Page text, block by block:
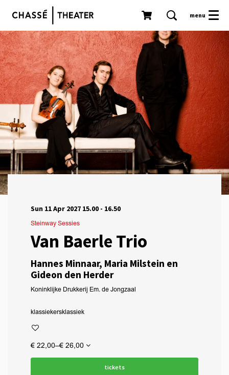
menu
Van Baerle Trio
Hannes Minnaar, Maria Milstein en
Gideon den Herder
Steinway Sessies
Sun 11 Apr 2027 15.00 - 16.50
Koninklijke Drukkerij Em. de Jongzaal
klassiekersklassiek
€ 22,00–€ 26,00
tickets